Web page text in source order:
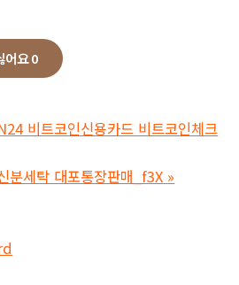
어요0
비트코인신용카드 비트코인체크
세탁 대포통장판매_f3X »